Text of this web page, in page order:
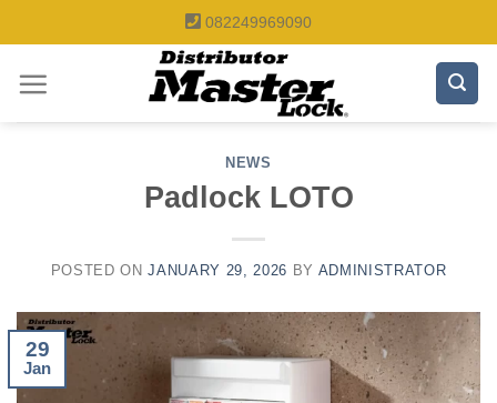
to
content
082249969090
NEWS
Padlock LOTO
POSTED ONJANUARY 29, 2026 BY ADMINISTRATOR
29
Jan